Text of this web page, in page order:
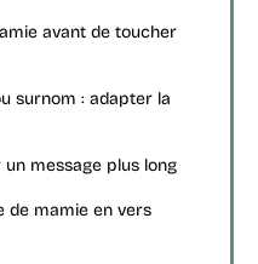
avant de toucher
surnom : adapter la
message plus long
de mamie en vers